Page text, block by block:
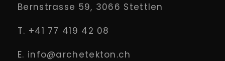
Bernstrasse 59, 3066 Stettlen
T. +41 77 419 42 08
E. info@archetekton.ch